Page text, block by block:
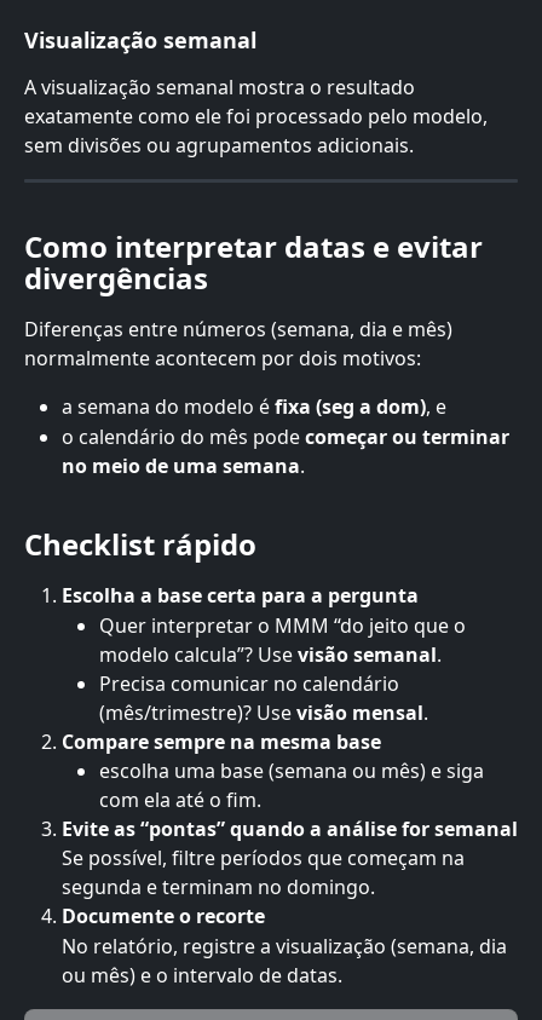
Visualização semanal
A visualização semanal mostra o resultado
exatamente como ele foi processado pelo modelo,
sem divisões ou agrupamentos adicionais.
Como interpretar datas e evitar
divergências
Diferenças entre números (semana, dia e mês)
normalmente acontecem por dois motivos:
a semana do modelo é fixa (seg a dom), e
o calendário do mês pode começar ou terminar
no meio de uma semana.
Checklist rápido
Escolha a base certa para a pergunta
Quer interpretar o MMM “do jeito que o
modelo calcula”? Use visão semanal.
Precisa comunicar no calendário
(mês/trimestre)? Use visão mensal.
Compare sempre na mesma base
escolha uma base (semana ou mês) e siga
com ela até o fim.
Evite as “pontas” quando a análise for semanal
Se possível, filtre períodos que começam na
segunda e terminam no domingo.
Documente o recorte
No relatório, registre a visualização (semana, dia
ou mês) e o intervalo de datas.